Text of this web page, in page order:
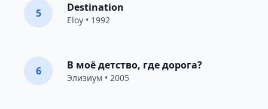
5 Destination
Eloy • 1992
6 В моё детство, где дорога?
Элизиум • 2005